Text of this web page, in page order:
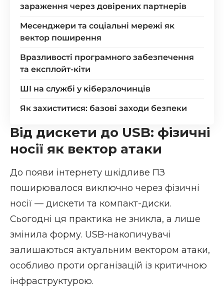
зараження через довірених партнерів
Месенджери та соціальні мережі як
вектор поширення
Вразливості програмного забезпечення
та експлойт-кіти
ШІ на службі у кіберзлочинців
Як захиститися: базові заходи безпеки
Від дискети до USB: фізичні
носії як вектор атаки
До появи інтернету шкідливе ПЗ
поширювалося виключно через фізичні
носії — дискети та компакт-диски.
Сьогодні ця практика не зникла, а лише
змінила форму. USB-накопичувачі
залишаються актуальним вектором атаки,
особливо проти організацій із критичною
інфраструктурою.